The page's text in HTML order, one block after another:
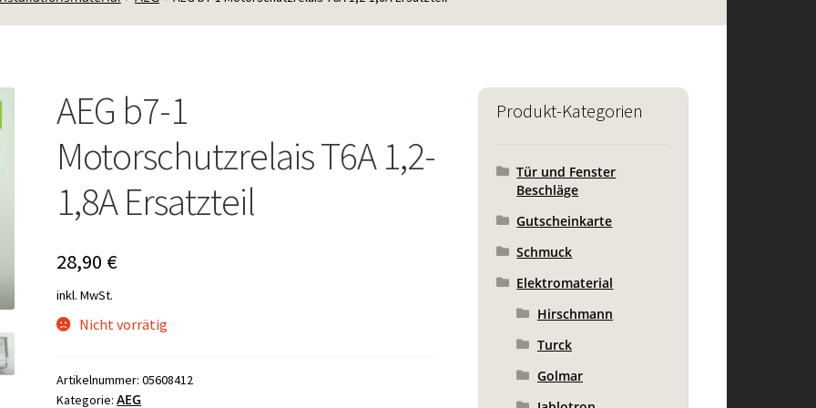
AEG b7-1
Motorschutzrelais T6A 1,2-
1,8A Ersatzteil
28,90 €
inkl. MwSt.
Nicht vorrätig
Artikelnummer:05608412
Kategorie:AEG
Produkt-Kategorien
Tür und Fenster
Beschläge
Gutscheinkarte
Schmuck
Elektromaterial
Hirschmann
Turck
Golmar